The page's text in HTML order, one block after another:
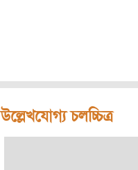
উল্লেখযোগ্য চলচ্চিত্র